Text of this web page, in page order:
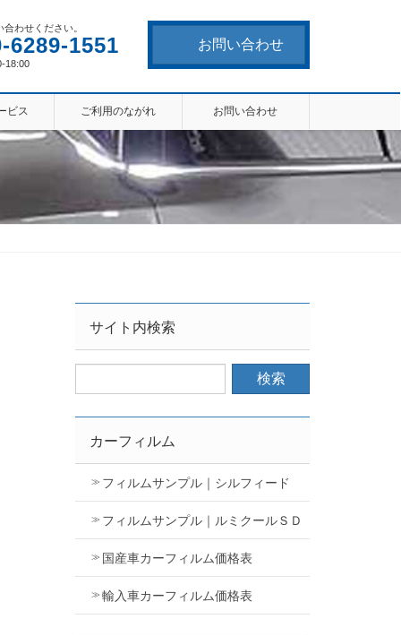
わせください。
6289-1551
18:00
お問い合わせ
ビス ご利用のながれ お問い合わせ
サイト内検索
カーフィルム
フィルムサンプル｜シルフィード
フィルムサンプル｜ルミクールＳＤ
国産車カーフィルム価格表
輸入車カーフィルム価格表